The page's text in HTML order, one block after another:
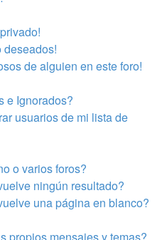
deseados!
de alguien en este foro!
e Ignorados?
usuarios de mi lista de
o varios foros?
ningún resultado?
una página en blanco?